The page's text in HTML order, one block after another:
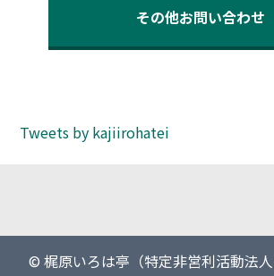
その他お問い合わせ
Tweets by kajiirohatei
© 梶原いろは亭（特定非営利活動法人